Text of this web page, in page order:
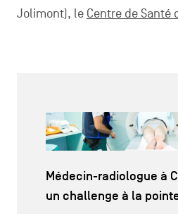
Jolimont), le Centre de Santé
Médecin-radiologue à
un challenge à la